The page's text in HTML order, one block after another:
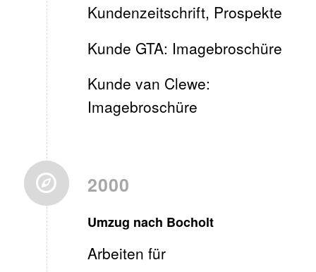
Kundenzeitschrift, Prospekte
Kunde GTA: Imagebroschüre
Kunde van Clewe:
Imagebroschüre
2000
Umzug nach Bocholt
Arbeiten für